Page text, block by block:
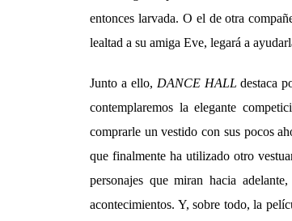
entonces larvada. O el de otra
lealtad a su amiga Eve, legará a
Junto a ello, DANCE HALL destaca
contemplaremos la elegante
comprarle un vestido con sus pocos
que finalmente ha utilizado otro
personajes que miran hacia
acontecimientos. Y, sobre todo, la